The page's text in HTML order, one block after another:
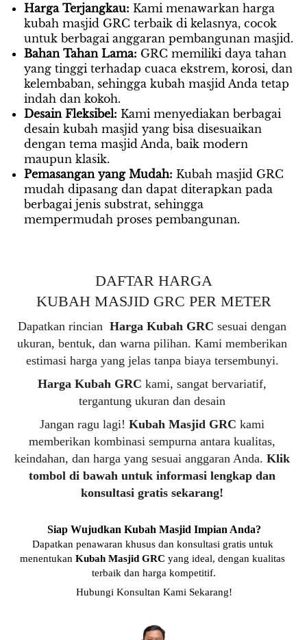
Harga Terjangkau: Kami menawarkan harga
kubah masjid GRC terbaik di kelasnya, cocok
untuk berbagai anggaran pembangunan masjid.
Bahan Tahan Lama: GRC memiliki daya tahan
yang tinggi terhadap cuaca ekstrem, korosi, dan
kelembaban, sehingga kubah masjid Anda tetap
indah dan kokoh.
Desain Fleksibel: Kami menyediakan berbagai
desain kubah masjid yang bisa disesuaikan
dengan tema masjid Anda, baik modern
maupun klasik.
Pemasangan yang Mudah: Kubah masjid GRC
mudah dipasang dan dapat diterapkan pada
berbagai jenis substrat, sehingga
mempermudah proses pembangunan.
DAFTAR HARGA
KUBAH MASJID GRC PER METER
Dapatkan rincian Harga Kubah GRC sesuai dengan
ukuran, bentuk, dan warna pilihan. Kami memberikan
estimasi harga yang jelas tanpa biaya tersembunyi.
Harga Kubah GRC kami, sangat bervariatif,
tergantung ukuran dan desain
Jangan ragu lagi! Kubah Masjid GRC kami
memberikan kombinasi sempurna antara kualitas,
keindahan, dan harga yang sesuai anggaran Anda. Klik
tombol di bawah untuk informasi lengkap dan
konsultasi gratis sekarang!
Siap Wujudkan Kubah Masjid Impian Anda?
Dapatkan penawaran khusus dan konsultasi gratis untuk
menentukan Kubah Masjid GRC yang ideal, dengan kualitas
terbaik dan harga kompetitif.
Hubungi Konsultan Kami Sekarang!